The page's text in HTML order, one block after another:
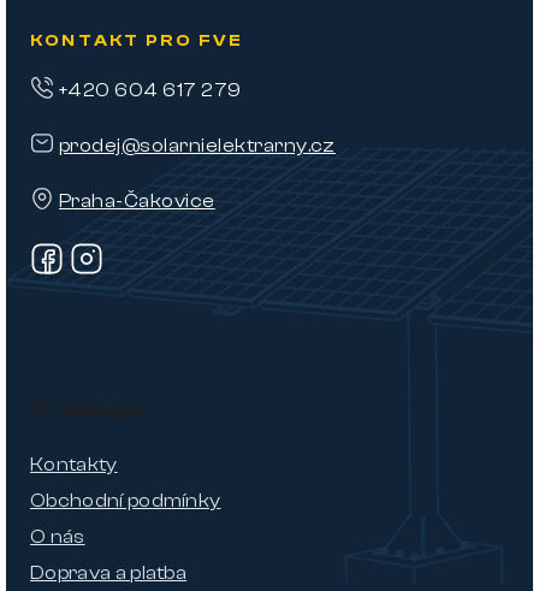
KONTAKT PRO FVE
prodej@solarnielektrarny.cz
Praha-Čakovice
+420 604 617 279
O nákupu
Kontakty
Obchodní podmínky
O nás
Doprava a platba